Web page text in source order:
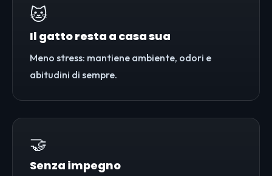
🐱
Il gatto resta a casa sua
Meno stress: mantiene ambiente, odori e
abitudini di sempre.
🤝
Senza impegno